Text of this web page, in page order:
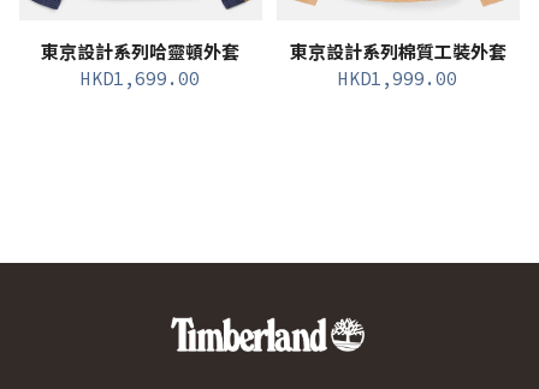
東京設計系列哈靈頓外套
HKD1,699.00
東京設計系列棉質工裝外套
HKD1,999.00